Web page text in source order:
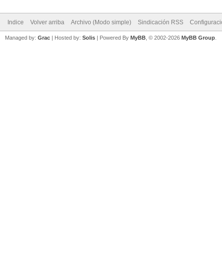
Indice Volver arriba Archivo (Modo simple) Sindicación RSS
Managed by: Grac | Hosted by: Solis | Powered By MyBB , © 2002-2026 MyBB Group